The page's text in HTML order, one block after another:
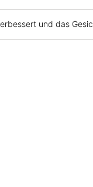
und das